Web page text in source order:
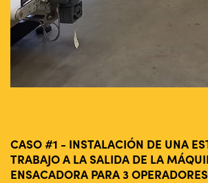
CASO #1 - INSTALACIÓN DE UNA
TRABAJO A LA SALIDA DE LA
ENSACADORA PARA 3 OPERADORES